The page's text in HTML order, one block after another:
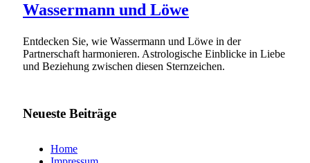
Wassermann und Löwe
Entdecken Sie, wie Wassermann und Löwe in der
Partnerschaft harmonieren. Astrologische Einblicke in Liebe
und Beziehung zwischen diesen Sternzeichen.
Neueste Beiträge
Home